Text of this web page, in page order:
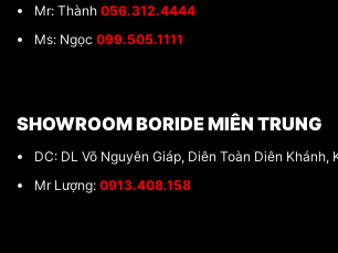
Mr: Thành 056.312.4444
Ms: Ngọc 099.505.1111
SHOWROOM BORIDE MIÊN TRUNG
DC: DL Võ Nguyên Giáp, Diên Toàn Diên Khánh,
Mr Lượng: 0913.408.158